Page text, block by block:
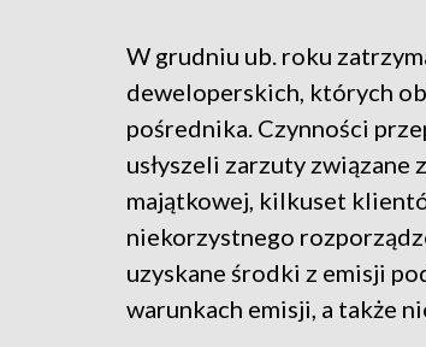
W grudniu ub. roku
deweloperskich, których
pośrednika. Czynności
usłyszeli zarzuty związane
majątkowej, kilkuset
niekorzystnego
uzyskane środki z emisji
warunkach emisji, a także